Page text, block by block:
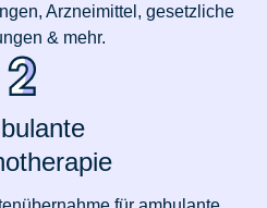
Arzneimittel, gesetzliche
& mehr.